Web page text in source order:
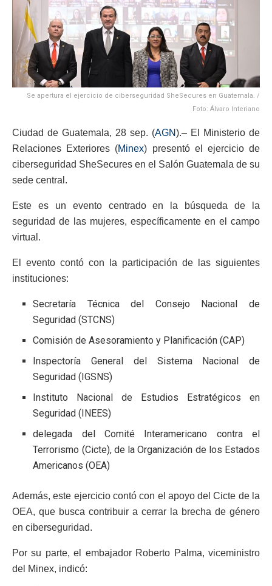
Se apertura el ejercicio de ciberseguridad SheSecures en Guatemala. /
Foto: Álvaro Interiano
Ciudad de Guatemala, 28 sep. (AGN).– El Ministerio de
Relaciones Exteriores (Minex) presentó el ejercicio de
ciberseguridad SheSecures en el Salón Guatemala de su
sede central.
Este es un evento centrado en la búsqueda de la
seguridad de las mujeres, específicamente en el campo
virtual.
El evento contó con la participación de las siguientes
instituciones:
Secretaría Técnica del Consejo Nacional de
Seguridad (STCNS)
Comisión de Asesoramiento y Planificación (CAP)
Inspectoría General del Sistema Nacional de
Seguridad (IGSNS)
Instituto Nacional de Estudios Estratégicos en
Seguridad (INEES)
delegada del Comité Interamericano contra el
Terrorismo (Cicte), de la Organización de los Estados
Americanos (OEA)
Además, este ejercicio contó con el apoyo del Cicte de la
OEA, que busca contribuir a cerrar la brecha de género
en ciberseguridad.
Por su parte, el embajador Roberto Palma, viceministro
del Minex, indicó: